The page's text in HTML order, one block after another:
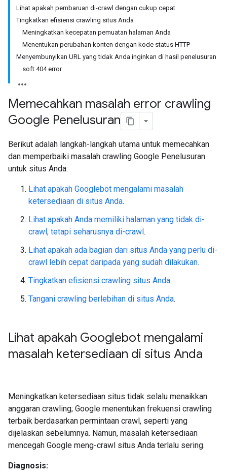
Lihat apakah pembaruan di-crawl dengan cukup cepat
Tingkatkan efisiensi crawling situs Anda
Meningkatkan kecepatan pemuatan halaman Anda
Menentukan perubahan konten dengan kode status HTTP
Menyembunyikan URL yang tidak Anda inginkan di hasil penelusuran
soft 404 error
Memecahkan masalah error crawling
Google Penelusuran
Berikut adalah langkah-langkah utama untuk memecahkan
dan memperbaiki masalah crawling Google Penelusuran
untuk situs Anda:
Lihat apakah Googlebot mengalami masalah
ketersediaan di situs Anda.
Lihat apakah Anda memiliki halaman yang tidak di-
crawl, tetapi seharusnya di-crawl.
Lihat apakah ada bagian dari situs Anda yang perlu di-
crawl lebih cepat daripada yang sudah dilakukan.
Tingkatkan efisiensi crawling situs Anda.
Tangani crawling berlebihan di situs Anda.
Lihat apakah Googlebot mengalami
masalah ketersediaan di situs Anda
Meningkatkan ketersediaan situs tidak selalu menaikkan
anggaran crawling; Google menentukan frekuensi crawling
terbaik berdasarkan permintaan crawl, seperti yang
dijelaskan sebelumnya. Namun, masalah ketersediaan
mencegah Google meng-crawl situs Anda terlalu sering.
Diagnosis: